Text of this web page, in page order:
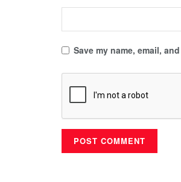
Save my name, email,